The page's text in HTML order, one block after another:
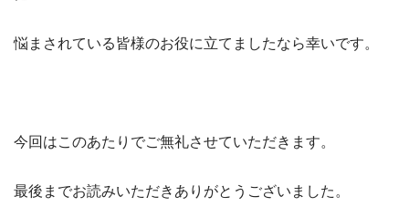
悩まされている皆様のお役に立てましたなら幸いです。
今回はこのあたりでご無礼させていただきます。
最後までお読みいただきありがとうございました。